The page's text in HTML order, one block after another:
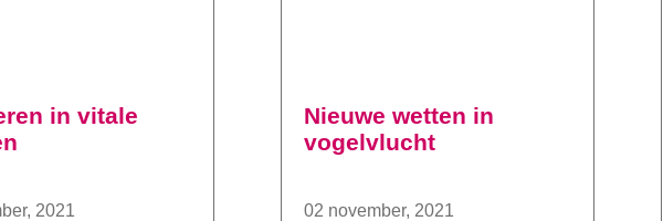
in vitale
2021
Nieuwe wetten in
vogelvlucht
02 november, 2021